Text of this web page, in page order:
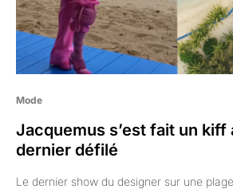
Mode
Jacquemus s’est fait un kiff
dernier défilé
Le dernier show du designer sur une